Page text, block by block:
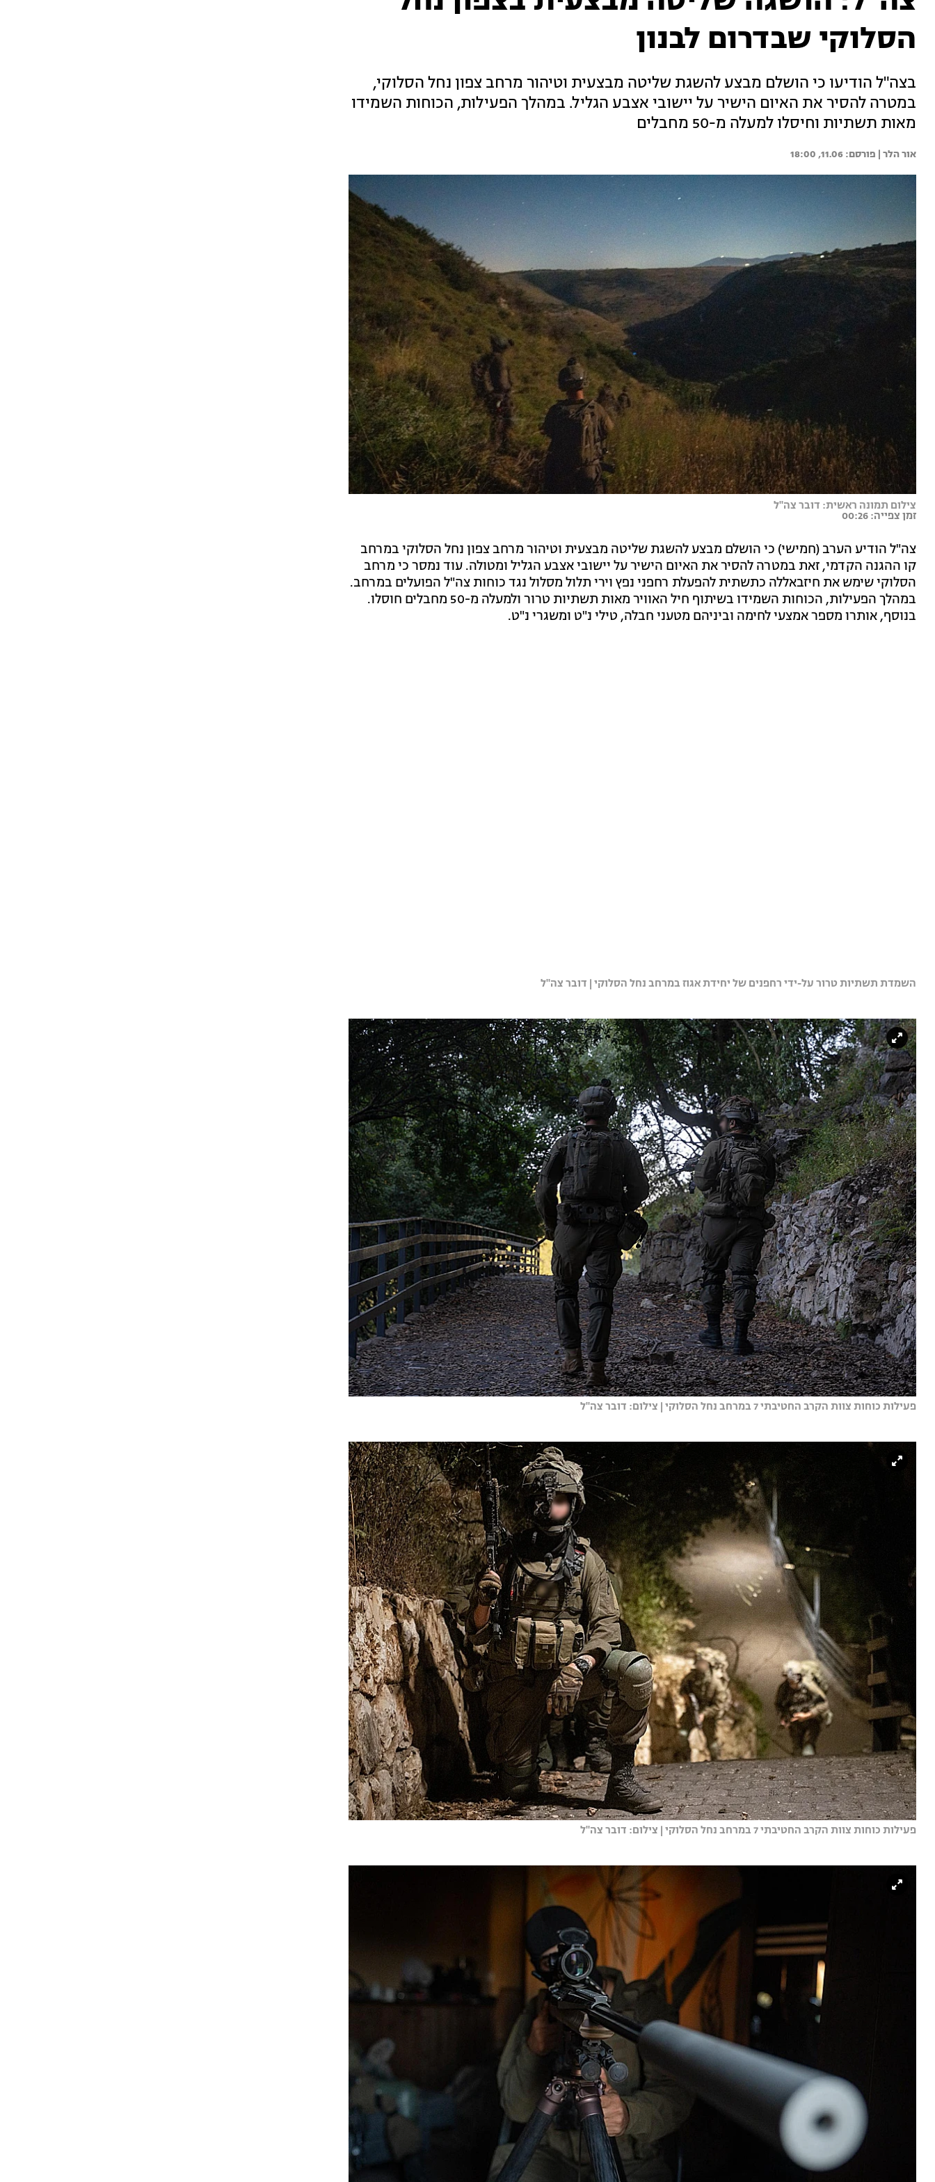
הסלוקי שבדרום לבנון
בצה"ל הודיעו כי הושלם מבצע להשגת שליטה מבצעית וטיהור מרחב צפון נחל הסלוקי,
במטרה להסיר את האיום הישיר על יישובי אצבע הגליל. במהלך הפעילות, הכוחות השמידו
מאות תשתיות וחיסלו למעלה מ-50 מחבלים
אור הלר | 11.06, 18:00
צילום תמונה ראשית: דובר צה"ל
זמן צפייה: 00:26
צה"ל הודיע הערב (חמישי) כי הושלם מבצע להשגת שליטה מבצעית וטיהור מרחב צפון נחל הסלוקי במרחב
קו ההגנה הקדמי, זאת במטרה להסיר את האיום הישיר על יישובי אצבע הגליל ומטולה. עוד נמסר כי מרחב
הסלוקי שימש את חיזבאללה כתשתית להפעלת רחפני נפץ וירי תלול מסלול נגד כוחות צה"ל הפועלים במרחב.
במהלך הפעילות, הכוחות השמידו בשיתוף חיל האוויר מאות תשתיות טרור ולמעלה מ-50 מחבלים חוסלו.
בנוסף, אותרו מספר אמצעי לחימה וביניהם מטעני חבלה, טילי נ"ט ומשגרי נ"ט.
השמדת תשתיות טרור על-ידי רחפנים של יחידת אגוז במרחב נחל הסלוקי | דובר צה"ל
פעילות כוחות צוות הקרב החטיבתי 7 במרחב נחל הסלוקי | צילום: דובר צה"ל
פעילות כוחות צוות הקרב החטיבתי 7 במרחב נחל הסלוקי | צילום: דובר צה"ל